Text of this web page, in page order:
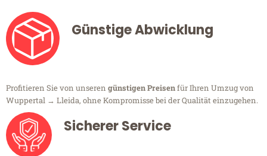
Günstige Abwicklung
Profitieren Sie von unseren günstigen Preisenfür Ihren Umzug von
Wuppertal → Lleida, ohne Kompromisse bei der Qualität einzugehen.
Sicherer Service